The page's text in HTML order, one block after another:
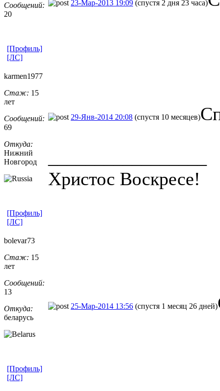
Сообщений:
20
23-Мар-2013 19:09 (спустя 2 дня 23 часа)
[Профиль]
[ЛС]
karmen1977
Стаж: 15
лет
Сообщений:
69
Откуда:
Нижний
Новгород
29-Янв-2014 20:08 (спустя 10 месяцев)
Христос Воскресе!
[Профиль]
[ЛС]
bolevar73
Стаж: 15
лет
Сообщений:
13
Откуда:
беларусь
25-Мар-2014 13:56 (спустя 1 месяц 26 дней)
[Профиль]
[ЛС]